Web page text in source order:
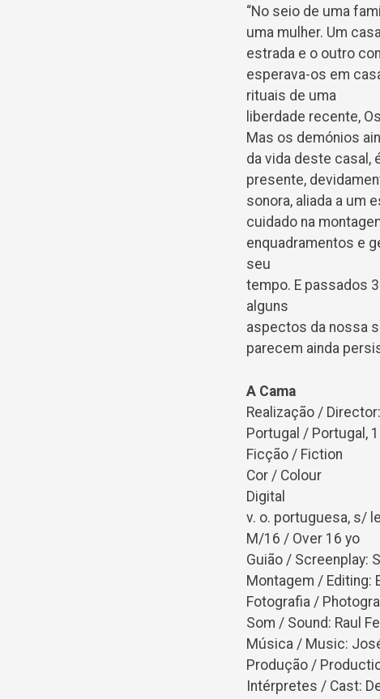
“No seio de uma
uma mulher. Um
estrada e o outro
esperava-os em
rituais de uma
liberdade recente,
Mas os demónios
da vida deste casal,
presente,
sonora, aliada a um
cuidado na
enquadramentos e
seu
tempo. E passados
alguns
aspectos da nossa
parecem ainda
A Cama
Realização /
Portugal / Portugal,
Ficção / Fiction
Cor / Colour
Digital
v. o. portuguesa, s/
M/16 / Over 16 yo
Guião / Screenplay:
Montagem / Editing:
Fotografia /
Som / Sound: Raul
Música / Music:
Produção /
Intérpretes / Cast: